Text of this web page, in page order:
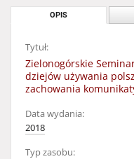
OPIS
Tytuł:
Zielonogórskie
dziejów używania
zachowania
Data wydania:
2018
Typ zasobu: